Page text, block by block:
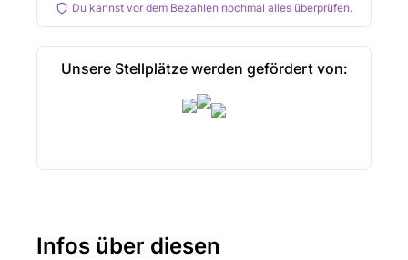
Du kannst vor dem Bezahlen nochmal alles überprüfen.
Unsere Stellplätze werden gefördert von:
Infos über diesen